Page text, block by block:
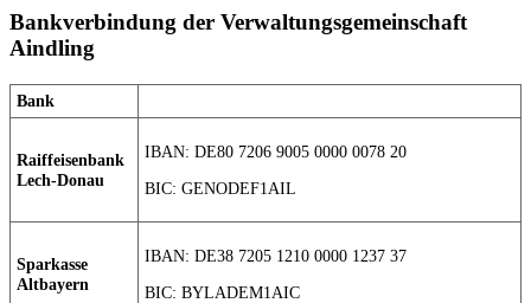
Bankverbindung der Verwaltungsgemeinschaft
Aindling
Bank
Raiffeisenbank
Lech-Donau
IBAN: DE80 7206 9005 0000 0078 20
BIC: GENODEF1AIL
Sparkasse
Altbayern
IBAN: DE38 7205 1210 0000 1237 37
BIC: BYLADEM1AIC